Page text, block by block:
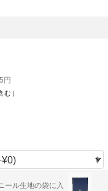
円
）
ール生地の袋に入